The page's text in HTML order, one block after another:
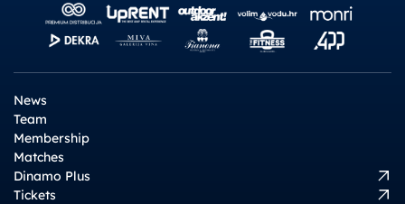
News
Team
Membership
Matches
Dinamo Plus
Tickets